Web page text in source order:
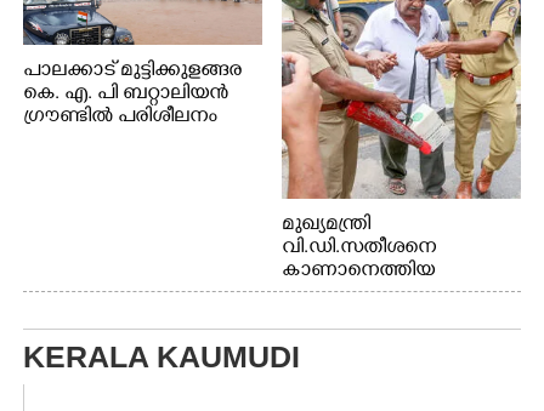
പാലക്കാട് മുട്ടിക്കുളങ്ങര
കെ. എ. പി ബറ്റാലിയൻ
ഗ്രൗണ്ടിൽ പരിശീലനം
മുഖ്യമന്ത്രി
വി.ഡി.സതീശനെ
കാണാനെത്തിയ
മോഹനൻ നായർ
KERALA KAUMUDI